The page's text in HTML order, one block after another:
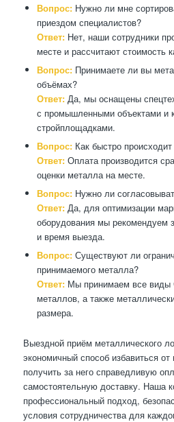
Вопрос:Нужно ли мне
приездом специалистов?
Ответ:Нет, наши сотрудники
месте и рассчитают стоимость
Вопрос:Принимаете ли вы
объёмах?
Ответ:Да, мы оснащены
с промышленными объектами и
стройплощадками.
Вопрос:Как быстро происходит
Ответ:Оплата производится
оценки металла на месте.
Вопрос:Нужно ли
Ответ:Да, для оптимизации
оборудования мы рекомендуем
и время выезда.
Вопрос:Существуют ли
принимаемого металла?
Ответ:Мы принимаем все виды
металлов, а также
размера.
Выездной приём металлического
экономичный способ избавиться
получить за него справедливую
самостоятельную доставку. Наша
профессиональный подход,
условия сотрудничества для